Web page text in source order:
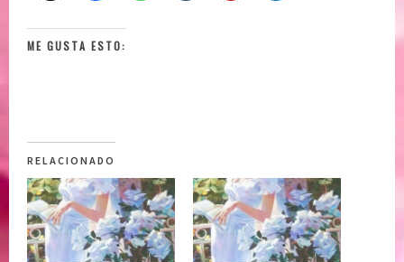
ME GUSTA ESTO:
RELACIONADO